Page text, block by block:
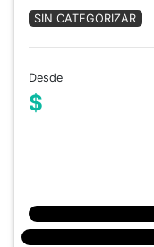
SIN CATEGORIZAR
Desde
$